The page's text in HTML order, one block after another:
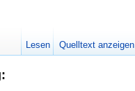
Lesen Quelltext anzeigen